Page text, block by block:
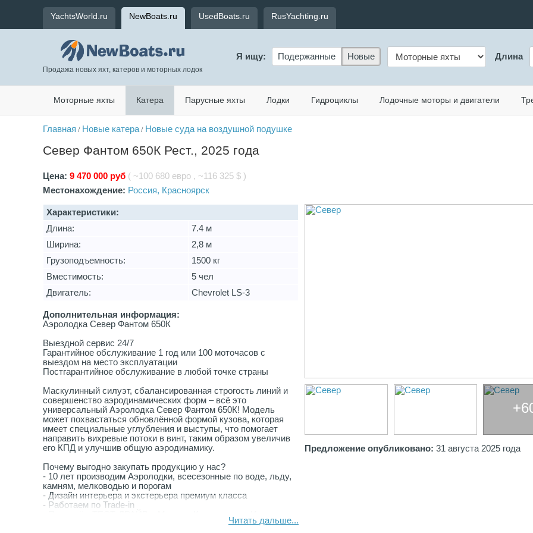
YachtsWorld.ru NewBoats.ru UsedBoats.ru RusYachting.ru
Продажа новых яхт, катеров и моторных лодок
Я ищу: Подержанные Новые Длина
Моторные яхты Катера Парусные яхты Лодки Гидроциклы Лодочные моторы и двигатели
Главная / Новые катера/ Новые суда на воздушной подушке
Север Фантом 650К Рест., 2025 года
Цена: 9 470 000 руб ( ~100 680 евро , ~116 325 $ )
Местонахождение: Россия, Красноярск
Характеристики:
Длина:
7.4 м
Ширина:
2,8 м
Грузоподъемность:
1500 кг
Вместимость:
5 чел
Двигатель:
Сhеvrоlеt LS-3
Дополнительная информация:
Аэролодка Север Фантом 650К
Выездной сервис 24/7
Гарантийное обслуживание 1 год или 100 моточасов с
выездом на место эксплуатации
Постгарантийное обслуживание в любой точке страны
Маскулинный силуэт, сбалансированная строгость линий и
совершенство аэродинамических форм – всё это
универсальный Аэролодка Север Фантом 650К! Модель
может похвастаться обновлённой формой кузова, которая
имеет специальные углубления и выступы, что помогает
направить вихревые потоки в винт, таким образом увеличив
его КПД и улучшив общую аэродинамику.
Почему выгодно закупать продукцию у нас?
- 10 лет производим Аэролодки, всесезонные по воде, льду,
камням, мелководью и порогам
- Дизайн интерьера и экстерьера премиум класса
- Работаем по Trade-in
Читать дальше...
Предложение опубликовано: 31 августа 2025 года